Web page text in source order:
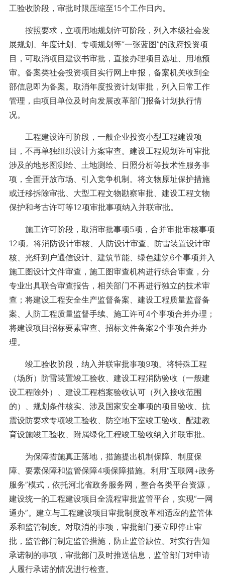
工验收阶段，审批时限压缩至15个工作日内。
按照要求，立项用地规划许可阶段，列入本级社会发
展规划、年度计划、专项规划等“一张蓝图”的政府投资项
目，可取消项目建议书审批，直接办理项目选址、用地预
审。备案类社会投资项目实行网上申报，备案机关收到全
部信息即为备案。取消年度投资计划审批，列入日常工作
管理，由项目单位及时向发展改革部门报备计划执行情
况。
工程建设许可阶段，一般企业投资小型工程建设项
目，不再单独组织设计方案审查。建设工程规划许可审批
涉及的地形图测绘、土地测绘、日照分析等技术性服务事
项，全面开放市场、引入竞争机制。将文物原址保护措施
或迁移拆除审批、大型工程文物勘察审批、建设工程文物
保护和考古许可等12项审批事项纳入并联审批。
施工许可阶段，取消审批事项5项，合并审批审核事项
12项。将消防设计审核、人防设计审查、防雷装置设计审
核、光纤到户通信设计、建筑节能、绿色建筑6个事项并入
施工图设计文件审查，施工图审查机构进行综合审查，分
专业出具联合审查报告，相关部门不再进行独立的技术审
查；将建设工程安全生产监督备案、建设工程质量监督备
案、人防工程质量监督手续、施工许可4个事项合并办理；
将建设项目招标要素审查、招标文件备案2个事项合并办
理。
竣工验收阶段，纳入并联审批事项9项。将特殊工程
（场所）防雷装置竣工验收、建设工程消防验收（一般建
设工程除外）、建设工程档案验收认可（列入接收范围
的）、规划条件核实、涉及国家安全事项的项目验收、抗
震设防要求专项竣工验收、防空地下室竣工验收、配建教
育设施竣工验收、附属绿化工程竣工验收纳入并联审批。
为保障措施真正落地，措施提出机制保障、制度保
障、要素保障和监管保障4项保障措施。利用“互联网+政务
服务”模式，依托河北省政务服务网，整合各类平台资源，
建设统一的工程建设项目全流程审批监管平台，实现“一网
通办”。建立与工程建设项目审批制度改革相适应的监管体
系和监管制度。对取消的事项，审批部门要立即停止审
批，监管部门制定监管措施，防止监管缺位。对实行告知
承诺制的事项，审批部门及时推送信息，监管部门对申请
人履行承诺的情况进行检查。